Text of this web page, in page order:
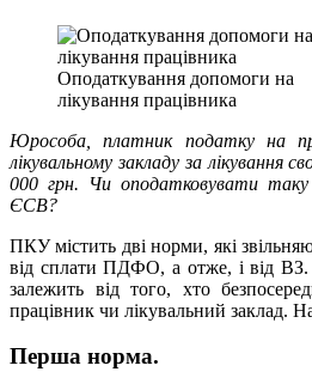
Оподаткування допомоги на
лікування працівника
Юрособа, платник податку на
лікувальному закладу за лікування
000 грн. Чи оподатковувати
ЄСВ?
ПКУ містить дві норми, які
від сплати ПДФО, а отже, і від ВЗ.
залежить від того, хто
працівник чи лікувальний заклад.
Перша норма.